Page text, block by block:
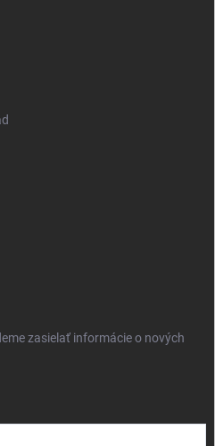
zasielať informácie o nových